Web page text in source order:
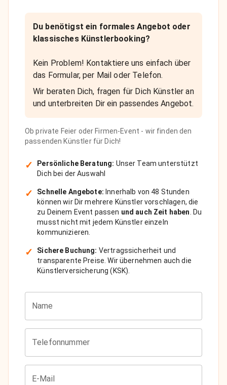
Du benötigst ein formales Angebot oder
klassisches Künstlerbooking?
Kein Problem! Kontaktiere uns einfach über
das Formular, per Mail oder Telefon.
Wir beraten Dich, fragen für Dich Künstler an
und unterbreiten Dir ein passendes Angebot.
Ob private Feier oder Firmen-Event - wir finden den
passenden Künstler für Dich!
✓ Persönliche Beratung: Unser Team unterstützt
Dich bei der Auswahl
✓ Schnelle Angebote: Innerhalb von 48 Stunden
können wir Dir mehrere Künstler vorschlagen, die
zu Deinem Event passen und auch Zeit haben . Du
musst nicht mit jedem Künstler einzeln
kommunizieren.
✓ Sichere Buchung: Vertragssicherheit und
transparente Preise. Wir übernehmen auch die
Künstlerversicherung (KSK).
Name
Telefonnummer
E-Mail